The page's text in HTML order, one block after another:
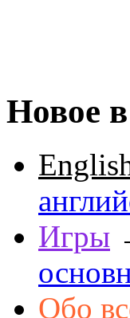
Новое
Игры
Обо